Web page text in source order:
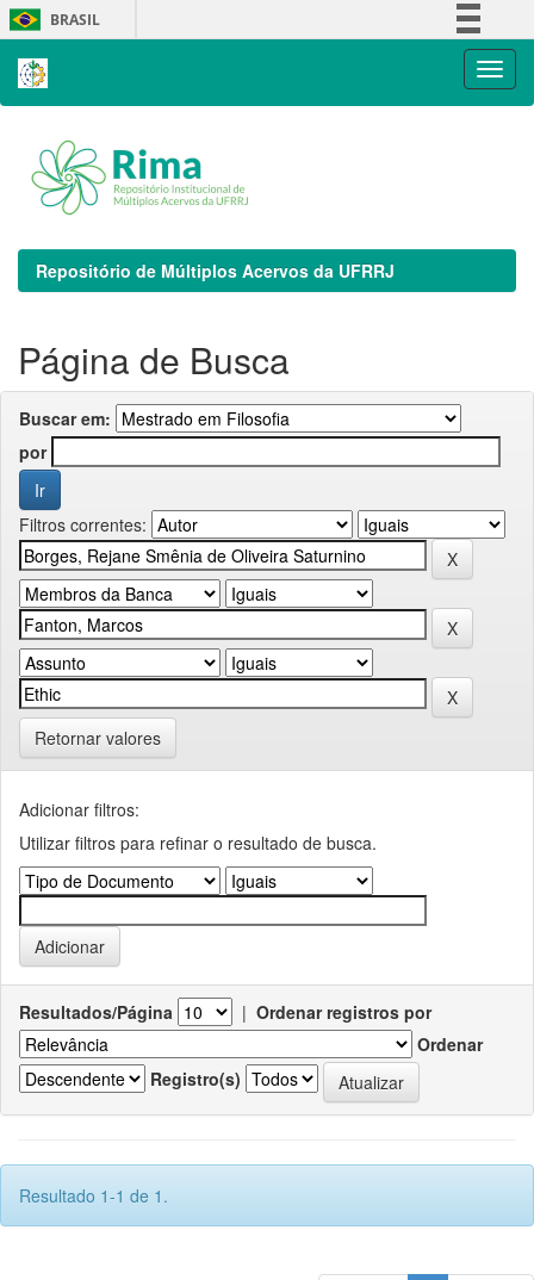
Skip
navigation
BRASIL
Repositório de Múltiplos Acervos da UFRRJ
Página de Busca
Buscar em:
por
Filtros correntes:
Retornar valores
Adicionar filtros:
Utilizar filtros para refinar o resultado de busca.
Resultados/Página | Ordenar registros por
Ordenar
Registro(s)
Resultado 1-1 de 1.